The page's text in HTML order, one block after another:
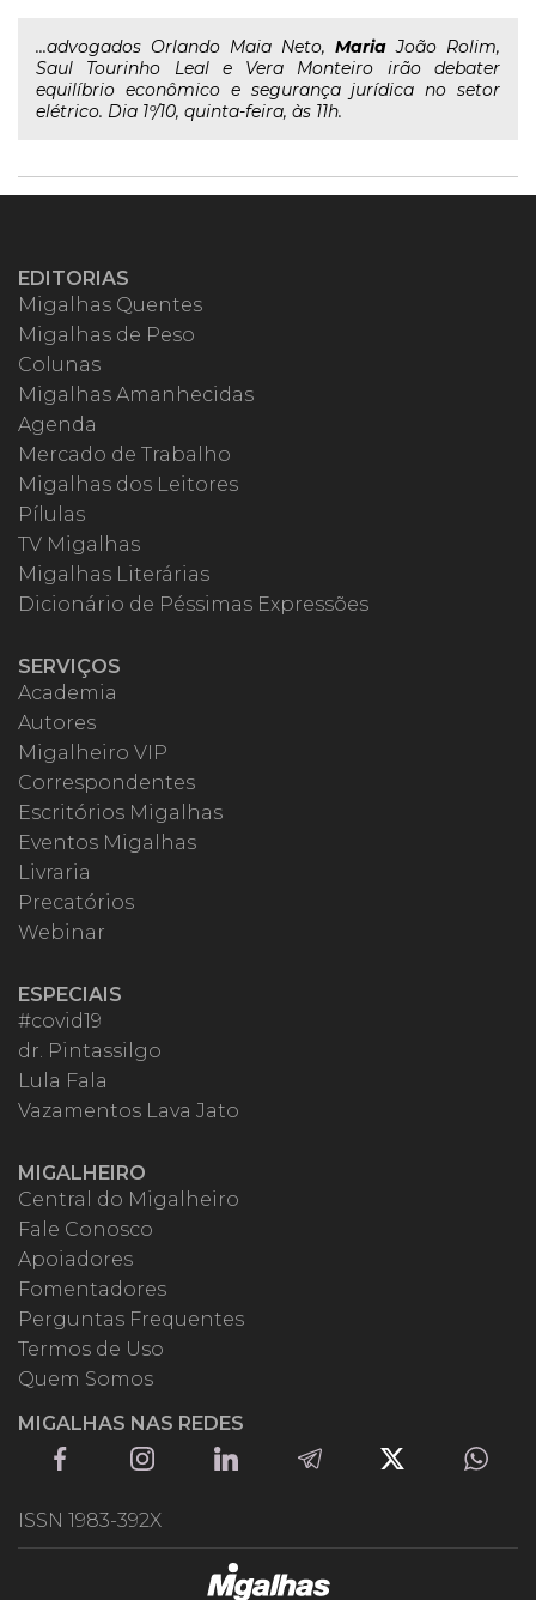
...advogados Orlando Maia Neto, Maria João Rolim,
Saul Tourinho Leal e Vera Monteiro irão debater
equilíbrio econômico e segurança jurídica no setor
elétrico. Dia 1º/10, quinta-feira, às 11h.
EDITORIAS
Migalhas Quentes
Migalhas de Peso
Colunas
Migalhas Amanhecidas
Agenda
Mercado de Trabalho
Migalhas dos Leitores
Pílulas
TV Migalhas
Migalhas Literárias
Dicionário de Péssimas Expressões
SERVIÇOS
Academia
Autores
Migalheiro VIP
Correspondentes
Escritórios Migalhas
Eventos Migalhas
Livraria
Precatórios
Webinar
ESPECIAIS
#covid19
dr. Pintassilgo
Lula Fala
Vazamentos Lava Jato
MIGALHEIRO
Central do Migalheiro
Fale Conosco
Apoiadores
Fomentadores
Perguntas Frequentes
Termos de Uso
Quem Somos
MIGALHAS NAS REDES
ISSN 1983-392X